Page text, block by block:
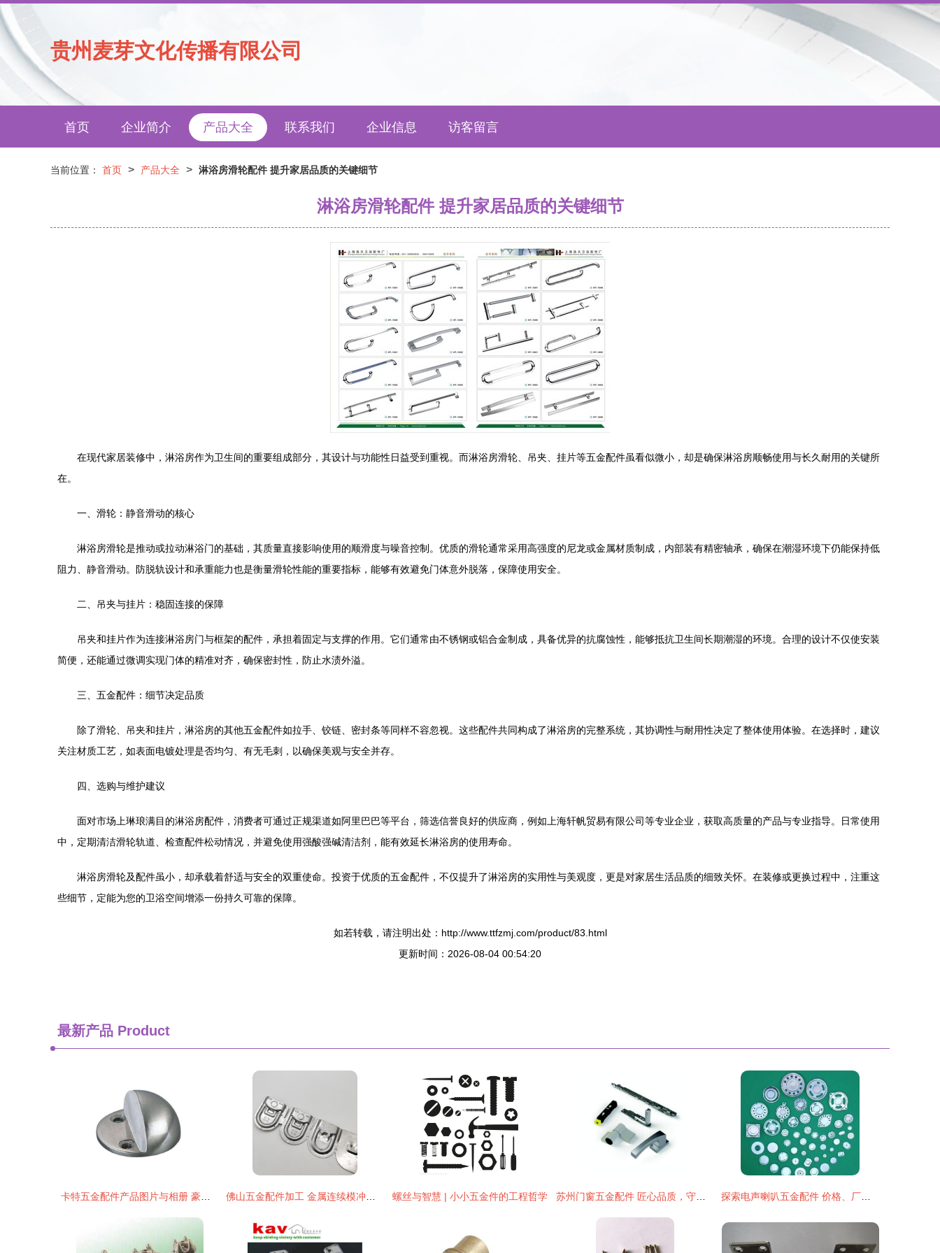
贵州麦芽文化传播有限公司
首页 企业简介 产品大全 联系我们 企业信息 访客留言
当前位置： 首页 > 产品大全 > 淋浴房滑轮配件 提升家居品质的关键细节
淋浴房滑轮配件 提升家居品质的关键细节
在现代家居装修中，淋浴房作为卫生间的重要组成部分，其设计与功能性日益受到重视。而淋浴房滑轮、吊夹、挂片等五金配件虽看似微小，却是确保淋浴房顺畅使用与长久耐用的关键所
在。
一、滑轮：静音滑动的核心
淋浴房滑轮是推动或拉动淋浴门的基础，其质量直接影响使用的顺滑度与噪音控制。优质的滑轮通常采用高强度的尼龙或金属材质制成，内部装有精密轴承，确保在潮湿环境下仍能保持低
阻力、静音滑动。防脱轨设计和承重能力也是衡量滑轮性能的重要指标，能够有效避免门体意外脱落，保障使用安全。
二、吊夹与挂片：稳固连接的保障
吊夹和挂片作为连接淋浴房门与框架的配件，承担着固定与支撑的作用。它们通常由不锈钢或铝合金制成，具备优异的抗腐蚀性，能够抵抗卫生间长期潮湿的环境。合理的设计不仅使安装
简便，还能通过微调实现门体的精准对齐，确保密封性，防止水渍外溢。
三、五金配件：细节决定品质
除了滑轮、吊夹和挂片，淋浴房的其他五金配件如拉手、铰链、密封条等同样不容忽视。这些配件共同构成了淋浴房的完整系统，其协调性与耐用性决定了整体使用体验。在选择时，建议
关注材质工艺，如表面电镀处理是否均匀、有无毛刺，以确保美观与安全并存。
四、选购与维护建议
面对市场上琳琅满目的淋浴房配件，消费者可通过正规渠道如阿里巴巴等平台，筛选信誉良好的供应商，例如上海轩帆贸易有限公司等专业企业，获取高质量的产品与专业指导。日常使用
中，定期清洁滑轮轨道、检查配件松动情况，并避免使用强酸强碱清洁剂，能有效延长淋浴房的使用寿命。
淋浴房滑轮及配件虽小，却承载着舒适与安全的双重使命。投资于优质的五金配件，不仅提升了淋浴房的实用性与美观度，更是对家居生活品质的细致关怀。在装修或更换过程中，注重这
些细节，定能为您的卫浴空间增添一份持久可靠的保障。
如若转载，请注明出处：http://www.ttfzmj.com/product/83.html
更新时间：2026-08-04 00:54:20
最新产品 Product
螺丝与智慧 | 小小五金件的工程哲学